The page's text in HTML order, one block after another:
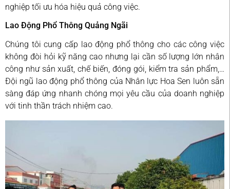
nghiệp tối ưu hóa hiệu quả công việc.
Lao Động Phổ Thông Quảng Ngãi
Chúng tôi cung cấp lao động phổ thông cho các công việc
không đòi hỏi kỹ năng cao nhưng lại cần số lượng lớn nhân
công như sản xuất, chế biến, đóng gói, kiểm tra sản phẩm,…
Đội ngũ lao động phổ thông của Nhân lực Hoa Sen luôn sẵn
sàng đáp ứng nhanh chóng mọi yêu cầu của doanh nghiệp
với tinh thần trách nhiệm cao.